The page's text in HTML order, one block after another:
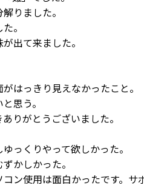
りました。
。
出て来ました。
はっきり見えなかったこと。
思う。
りがとうございました。
っくりやって欲しかった。
かしかった。
ン使用は面白かったです。サ